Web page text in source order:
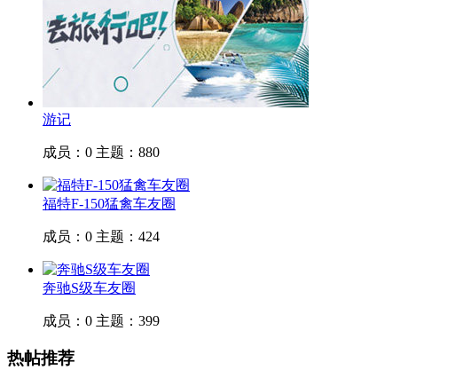
游记
成员：0 主题：880
福特F-150猛禽车友圈
成员：0 主题：424
奔驰S级车友圈
成员：0 主题：399
热帖推荐